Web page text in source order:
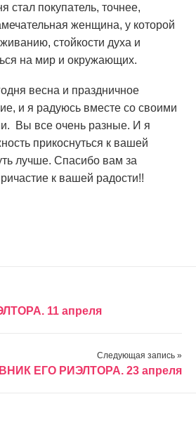
стал покупатель, точнее,
женщина, у которой
стойкости духа и
на мир и окружающих.
весна и праздничное
и я радуюсь вместе со своими
Вы все очень разные. И я
прикоснуться к вашей
лучше. Спасибо вам за
к вашей радости!!
11 апреля
Следующая запись »
ЕГО РИЭЛТОРА. 23 апреля